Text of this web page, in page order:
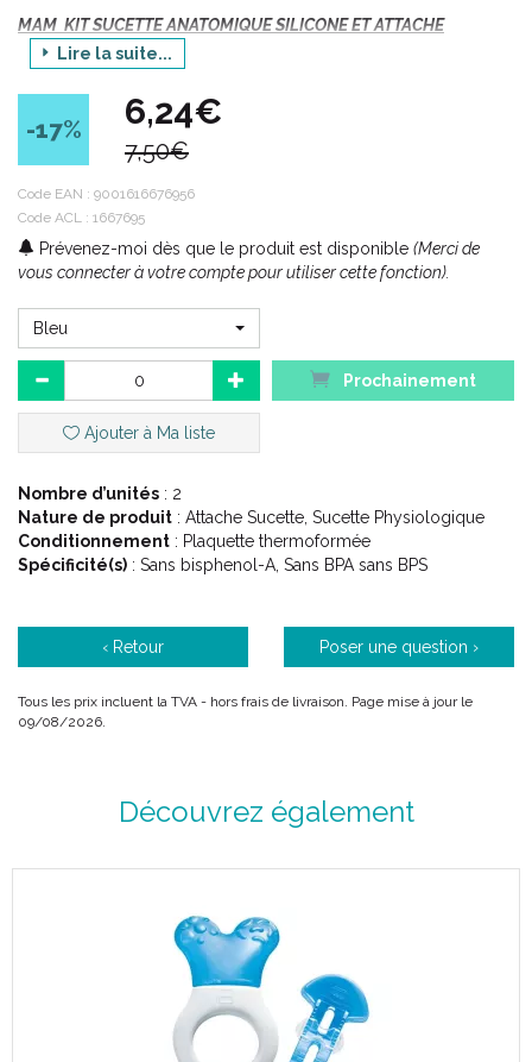
MAM KIT SUCETTE ANATOMIQUE SILICONE ET ATTACHE
SUCETTE pour Nourrissons de 2 à 6 MOIS - Bte/1+1
Les décors sont susceptibles de varier avec les collections
Description :
Attache sucette :
S' adapte à toutes formes de sucettes.
Cordon souple :
Lavable et résistant.
Velcro multi fonctions :
La patte velcro peut accrocher sucettes et anneaux de
dentition.
La bague en silicone peut accrocher les sucettes sans
anneau.
Mécanisme coulissant pour être utilisé d' une seule main.
Quelques secondes suffisent pour fixer la pince à un
vêtement.
Collerette : contact agréable avec la peau.
Doux comme la peau : douceur unique brevetée par MAM.
Bouton : facile à attraper ; permet de fixer aisément l' attache
sucette.
Lire la suite...
-17% 6,24€
7,50€
Code EAN : 9001616676956
Code ACL : 1667695
Prévenez-moi dès que le produit est disponible (Merci de
vous connecter à votre compte pour utiliser cette fonction).
Bleu
Prochainement
Ajouter à Ma liste
Nombre d’unités : 2
Nature de produit : Attache Sucette, Sucette Physiologique
Conditionnement : Plaquette thermoformée
Spécificité(s) : Sans bisphenol-A, Sans BPA sans BPS
‹ Retour Poser une question ›
Tous les prix incluent la TVA - hors frais de livraison. Page mise à jour le
09/08/2026.
Découvrez également